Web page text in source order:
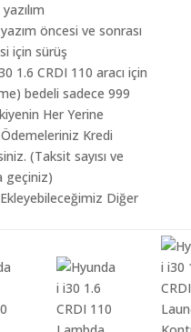
öncesi ve sonrası
için sürüş
1.6 CRDI 110 aracı için
bedeli sadece 999
Her Yerine
Kredi
(Taksit sayısı ve
geçiniz)
Diğer